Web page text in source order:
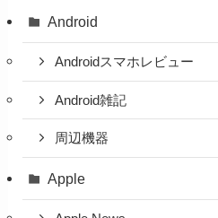
Android
Androidスマホレビュー
Android雑記
周辺機器
Apple